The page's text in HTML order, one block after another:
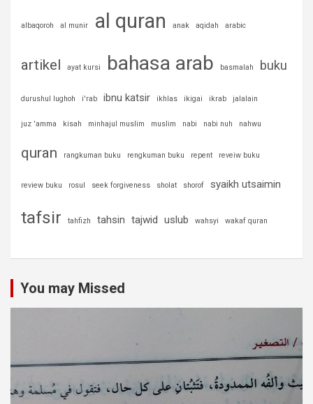
albaqoroh al munir al quran anak aqidah arabic
artikel ayat kursi bahasa arab basmalah buku
durushul lughoh i'rab ibnu katsir ikhlas ikigai ikrab jalalain
juz 'amma kisah minhajul muslim muslim nabi nabi nuh nahwu
quran rangkuman buku rengkuman buku repent reveiw buku
review buku rosul seek forgiveness sholat shorof syaikh utsaimin
tafsir tahfizh tahsin tajwid uslub wahsyi wakaf quran
You may Missed